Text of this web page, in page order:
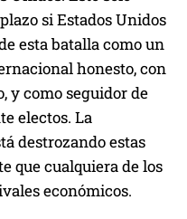
si Estados Unidos
esta batalla como un
honesto, con
y como seguidor de
electos. La
destrozando estas
que cualquiera de los
económicos.